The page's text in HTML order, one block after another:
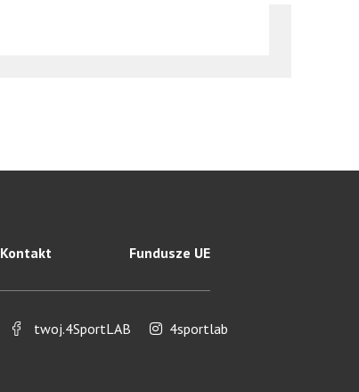
Kontakt Fundusze UE
twoj.4SportLAB 4sportlab